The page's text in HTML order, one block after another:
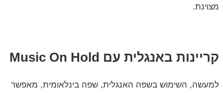
מצוינת.
קריינות באנגלית עם Music On Hold
למעשה, השימוש בשפה האנגלית, שפה בינלאומית, מאפשר